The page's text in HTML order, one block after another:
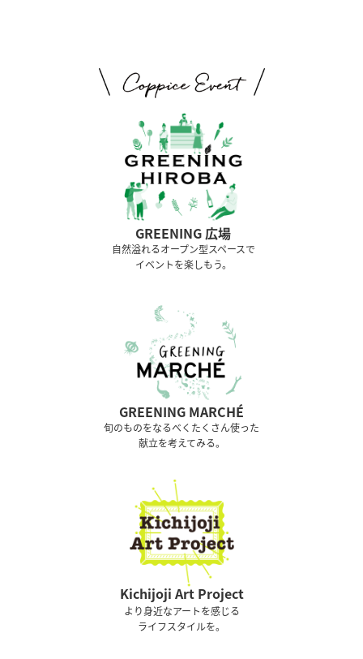
GREENING 広場
⾃然溢れるオープン型スペースで
イベントを楽しもう。
GREENING MARCHÉ
旬のものをなるべくたくさん使った
献立を考えてみる。
Kichijoji Art Project
より身近なアートを感じる
ライフスタイルを。